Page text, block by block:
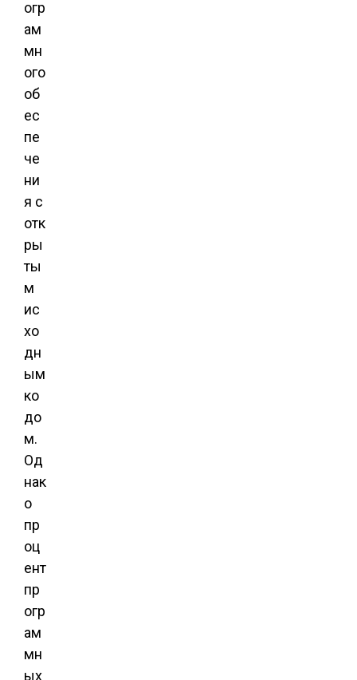
огр
ам
мн
ого
об
ес
пе
че
ни
я с
отк
ры
ты
м
ис
хо
дн
ым
ко
до
м.
Од
нак
о
пр
оц
ент
пр
огр
ам
мн
ых